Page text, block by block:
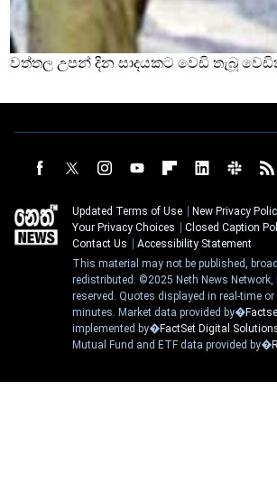
වත්තල උපන් දින සාදයකට වෙඩි තැබූ
Updated Terms of Use
New Privacy
Your Privacy Choices
Closed Caption
Contact Us
Accessibility Statement
This material may not be published,
redistributed. ©2025 Neth News Network,
reserved. Quotes displayed in real-time
minutes. Market data provided by�
implemented by�FactSet Digital
Mutual Fund and ETF data provided by�